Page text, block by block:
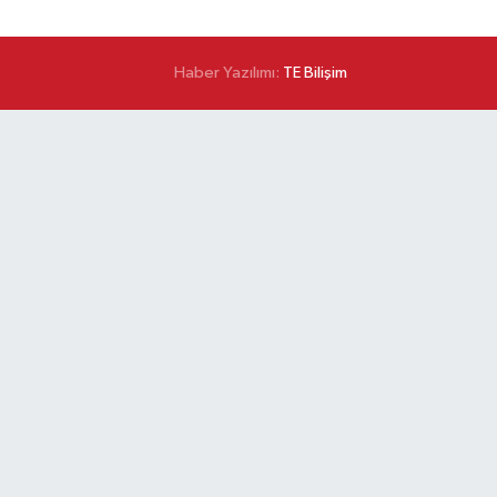
Haber Yazılımı: TE Bilişim